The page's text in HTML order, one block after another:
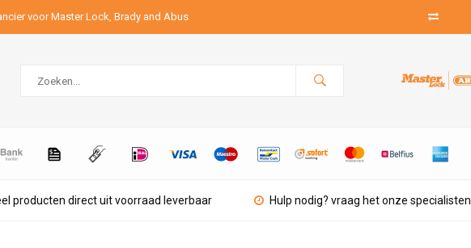
voor Master Lock, Brady and Abus
producten direct uit voorraad leverbaar Hulp nodig? vraag het onze specialisten